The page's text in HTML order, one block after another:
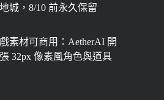
城，8/10 前永久保留
素材可商用：AetherAI 開
32px 像素風角色與道具